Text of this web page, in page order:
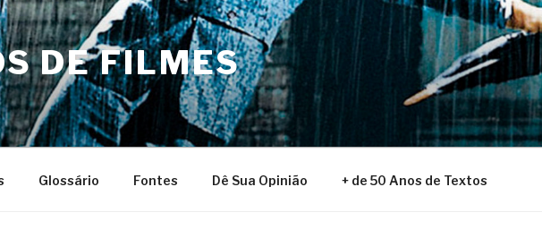
DE FILMES
Glossário Fontes Dê Sua Opinião + de 50 Anos de Textos